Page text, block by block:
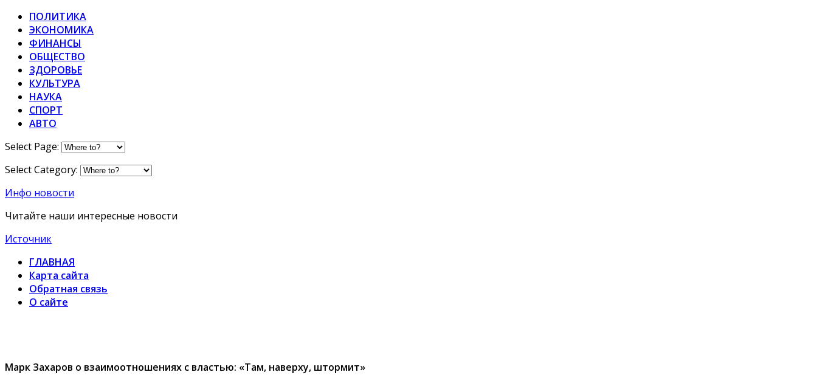
ПОЛИТИКА
ЭКОНОМИКА
ФИНАНСЫ
ОБЩЕСТВО
ЗДОРОВЬЕ
КУЛЬТУРА
НАУКА
СПОРТ
АВТО
Select Page:
Select Category:
Инфо новости
Читайте наши интересные новости
Источник
ГЛАВНАЯ
Карта сайта
Обратная связь
О сайте
Марк Захаров о взаимоотношениях с властью: «Там, наверху, штормит»